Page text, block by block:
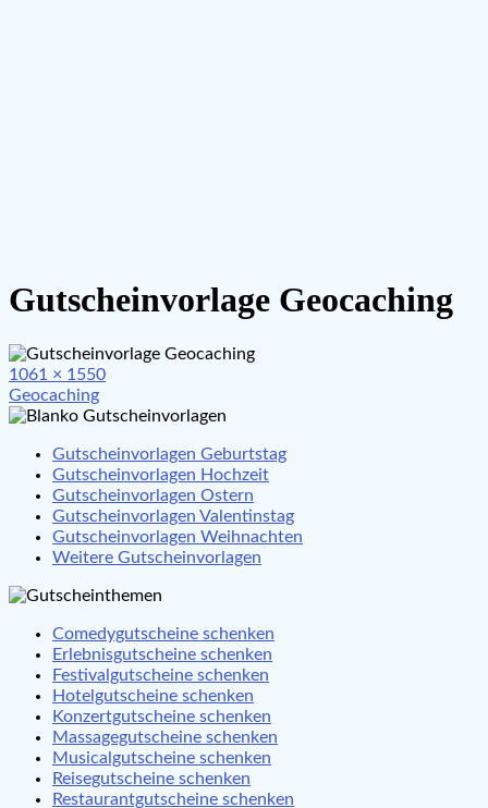
Gutscheinvorlage Geocaching
Full
size
1061 × 1550
Beitragsnavigation
Geocaching
Gutscheinvorlagen Geburtstag
Gutscheinvorlagen Hochzeit
Gutscheinvorlagen Ostern
Gutscheinvorlagen Valentinstag
Gutscheinvorlagen Weihnachten
Weitere Gutscheinvorlagen
Comedygutscheine schenken
Erlebnisgutscheine schenken
Festivalgutscheine schenken
Hotelgutscheine schenken
Konzertgutscheine schenken
Massagegutscheine schenken
Musicalgutscheine schenken
Reisegutscheine schenken
Restaurantgutscheine schenken